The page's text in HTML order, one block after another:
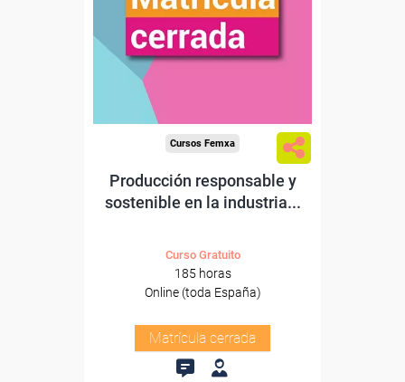
Cursos Femxa
Producción responsable y
sostenible en la industria...
Curso Gratuito
185 horas
Online (toda España)
Matrícula cerrada